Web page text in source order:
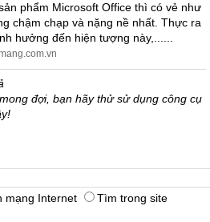
phẩm Microsoft Office thì có vẻ như
chậm chạp và nặng nề nhất. Thực ra
hưởng đến hiện tượng này,......
đợi, bạn hãy thử sử dụng công cụ
mạng Internet
Tìm trong site